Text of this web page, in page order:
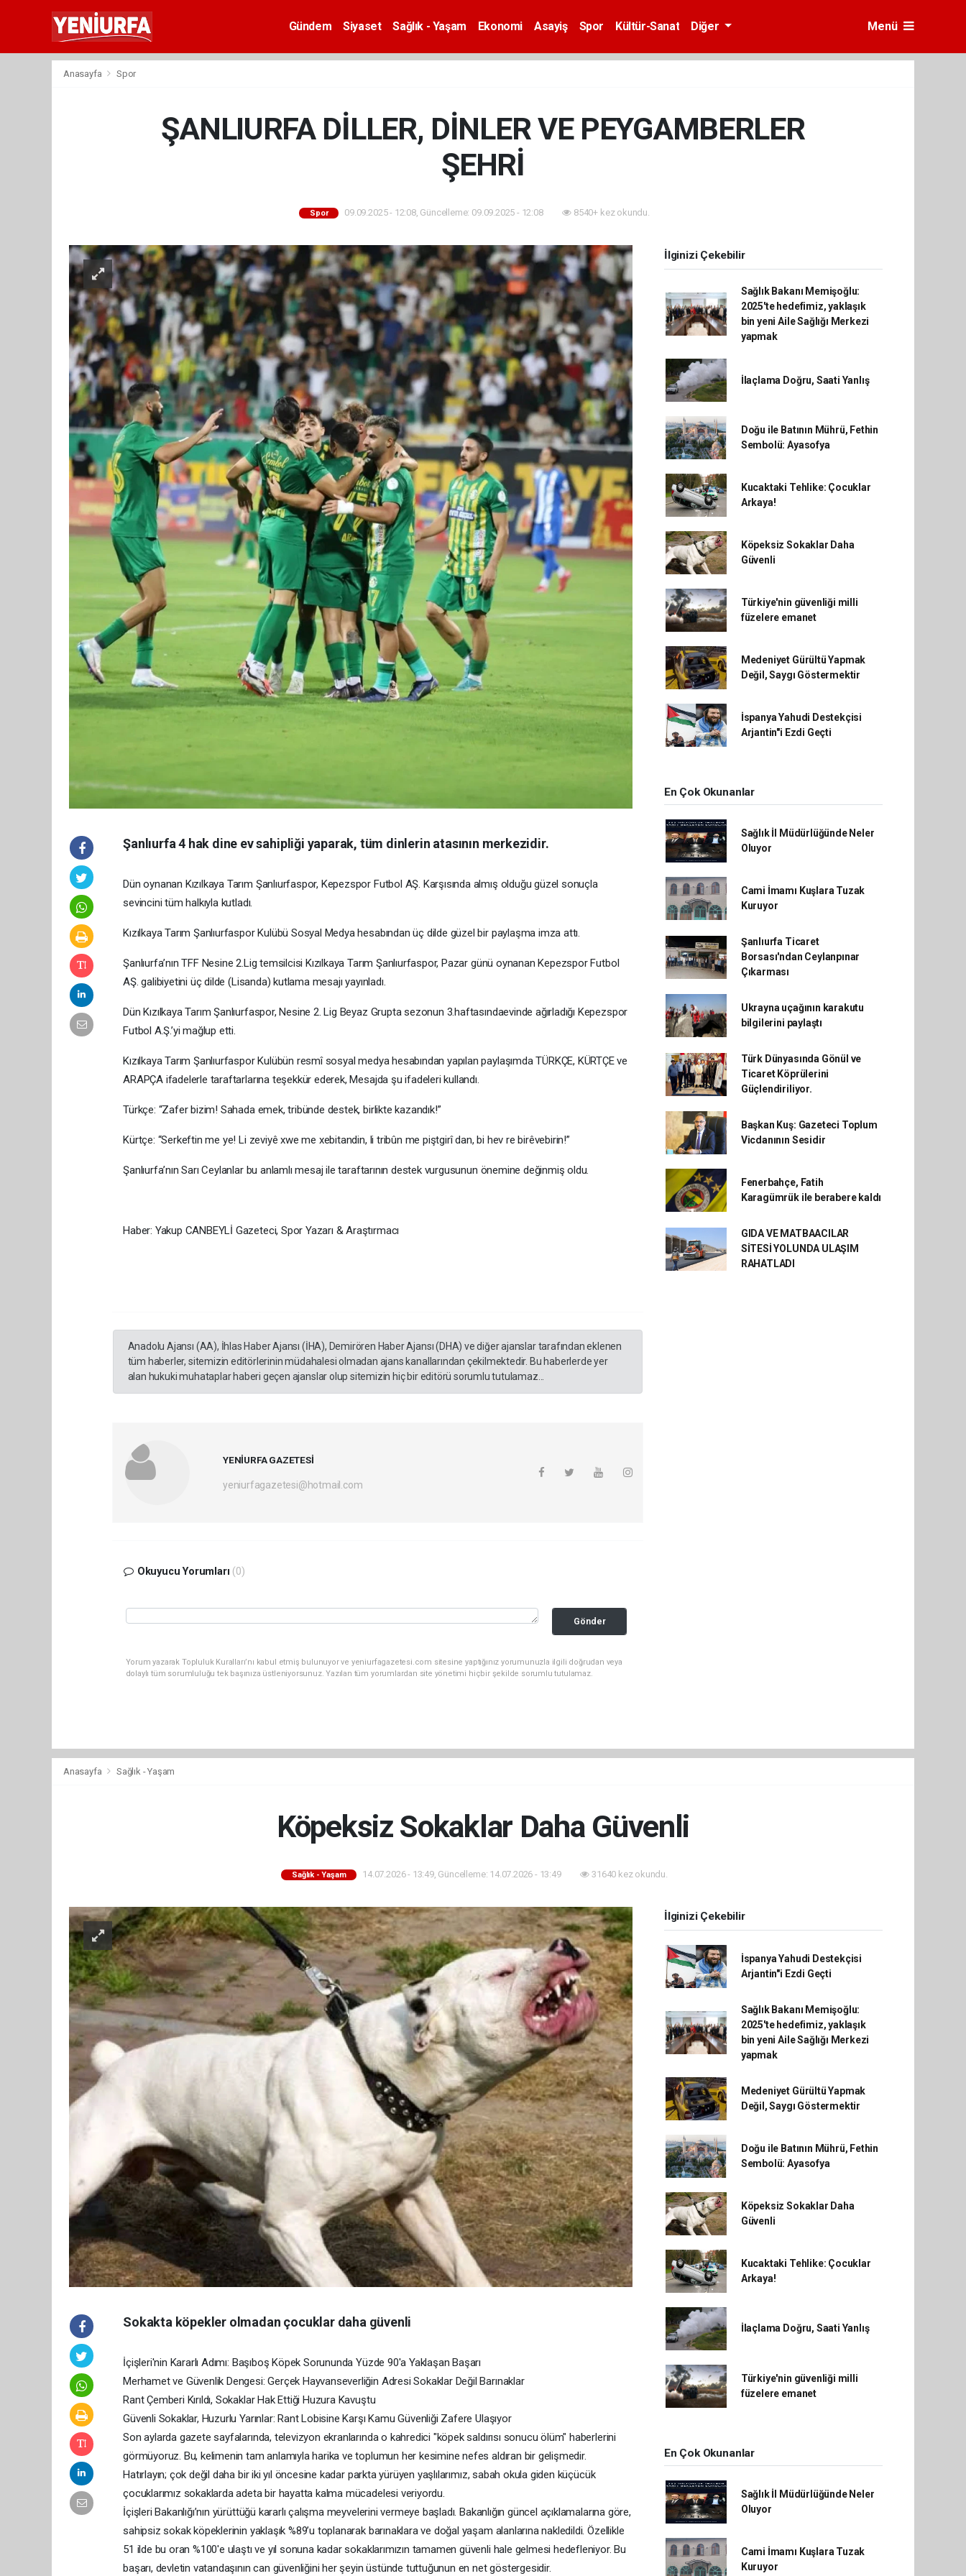
Gündem Siyaset Sağlık - Yaşam Ekonomi Asayiş Spor Kültür-Sanat Diğer Menü
Anasayfa Spor
ŞANLIURFA DİLLER, DİNLER VE PEYGAMBERLER
ŞEHRİ
Spor 09.09.2025 - 12:08, Güncelleme: 09.09.2025 - 12:08 8540+ kez okundu.
Şanlıurfa 4 hak dine ev sahipliği yaparak, tüm dinlerin atasının merkezidir.
Dün oynanan Kızılkaya Tarım Şanlıurfaspor, Kepezspor Futbol AŞ. Karşısında almış olduğu güzel sonuçla
sevincini tüm halkıyla kutladı.
Kızılkaya Tarım Şanlıurfaspor Kulübü Sosyal Medya hesabından üç dilde güzel bir paylaşma imza attı.
Şanlıurfa’nın TFF Nesine 2.Lig temsilcisi Kızılkaya Tarım Şanlıurfaspor, Pazar günü oynanan Kepezspor Futbol
AŞ. galibiyetini üç dilde (Lisanda) kutlama mesajı yayınladı.
Dün Kızılkaya Tarım Şanlıurfaspor, Nesine 2. Lig Beyaz Grupta sezonun 3.haftasındaevinde ağırladığı Kepezspor
Futbol A.Ş.’yi mağlup etti.
Kızılkaya Tarım Şanlıurfaspor Kulübün resmî sosyal medya hesabından yapılan paylaşımda TÜRKÇE, KÜRTÇE ve
ARAPÇA ifadelerle taraftarlarına teşekkür ederek, Mesajda şu ifadeleri kullandı.
Türkçe: “Zafer bizim! Sahada emek, tribünde destek, birlikte kazandık!”
Kürtçe: “Serkeftin me ye! Li zeviyê xwe me xebitandin, li tribûn me piştgirî dan, bi hev re birêvebirin!”
Şanlıurfa’nın Sarı Ceylanlar bu anlamlı mesaj ile taraftarının destek vurgusunun önemine değinmiş oldu.
Haber: Yakup CANBEYLİ Gazeteci, Spor Yazarı & Araştırmacı
Anadolu Ajansı (AA), İhlas Haber Ajansı (İHA), Demirören Haber Ajansı (DHA) ve diğer ajanslar tarafından eklenen
tüm haberler, sitemizin editörlerinin müdahalesi olmadan ajans kanallarından çekilmektedir. Bu haberlerde yer
alan hukuki muhataplar haberi geçen ajanslar olup sitemizin hiç bir editörü sorumlu tutulamaz...
YENİURFA GAZETESİ
yeniurfagazetesi@hotmail.com
Okuyucu Yorumları (0)
Gönder
Yorum yazarak Topluluk Kuralları’nı kabul etmiş bulunuyor ve yeniurfagazetesi.com sitesine yaptığınız yorumunuzla ilgili doğrudan veya
dolaylı tüm sorumluluğu tek başınıza üstleniyorsunuz. Yazılan tüm yorumlardan site yönetimi hiçbir şekilde sorumlu tutulamaz.
İlginizi Çekebilir
Sağlık Bakanı Memişoğlu:
2025'te hedefimiz, yaklaşık
bin yeni Aile Sağlığı Merkezi
yapmak
İlaçlama Doğru, Saati Yanlış
Doğu ile Batının Mührü, Fethin
Sembolü: Ayasofya
Kucaktaki Tehlike: Çocuklar
Arkaya!
Köpeksiz Sokaklar Daha
Güvenli
Türkiye'nin güvenliği milli
füzelere emanet
Medeniyet Gürültü Yapmak
Değil, Saygı Göstermektir
İspanya Yahudi Destekçisi
Arjantin"i Ezdi Geçti
En Çok Okunanlar
Sağlık İl Müdürlüğünde Neler
Oluyor
Cami İmamı Kuşlara Tuzak
Kuruyor
Şanlıurfa Ticaret
Borsası'ndan Ceylanpınar
Çıkarması
Ukrayna uçağının karakutu
bilgilerini paylaştı
Türk Dünyasında Gönül ve
Ticaret Köprülerini
Güçlendiriliyor.
Başkan Kuş: Gazeteci Toplum
Vicdanının Sesidir
Fenerbahçe, Fatih
Karagümrük ile berabere kaldı
GIDA VE MATBAACILAR
SİTESİ YOLUNDA ULAŞIM
RAHATLADI
Anasayfa Sağlık - Yaşam
Köpeksiz Sokaklar Daha Güvenli
Sağlık - Yaşam 14.07.2026 - 13:49, Güncelleme: 14.07.2026 - 13:49 31640 kez okundu.
Sokakta köpekler olmadan çocuklar daha güvenli
İçişleri'nin Kararlı Adımı: Başıboş Köpek Sorununda Yüzde 90'a Yaklaşan Başarı
Merhamet ve Güvenlik Dengesi: Gerçek Hayvanseverliğin Adresi Sokaklar Değil Barınaklar
Rant Çemberi Kırıldı, Sokaklar Hak Ettiği Huzura Kavuştu
Güvenli Sokaklar, Huzurlu Yarınlar: Rant Lobisine Karşı Kamu Güvenliği Zafere Ulaşıyor
Son aylarda gazete sayfalarında, televizyon ekranlarında o kahredici "köpek saldırısı sonucu ölüm" haberlerini
görmüyoruz. Bu, kelimenin tam anlamıyla harika ve toplumun her kesimine nefes aldıran bir gelişmedir.
Hatırlayın; çok değil daha bir iki yıl öncesine kadar parkta yürüyen yaşlılarımız, sabah okula giden küçücük
çocuklarımız sokaklarda adeta bir hayatta kalma mücadelesi veriyordu.
İçişleri Bakanlığı’nın yürüttüğü kararlı çalışma meyvelerini vermeye başladı. Bakanlığın güncel açıklamalarına göre,
sahipsiz sokak köpeklerinin yaklaşık %89’u toplanarak barınaklara ve doğal yaşam alanlarına nakledildi. Özellikle
51 ilde bu oran %100'e ulaştı ve yıl sonuna kadar sokaklarımızın tamamen güvenli hale gelmesi hedefleniyor. Bu
başarı, devletin vatandaşının can güvenliğini her şeyin üstünde tuttuğunun en net göstergesidir.
İlginizi Çekebilir
İspanya Yahudi Destekçisi
Arjantin"i Ezdi Geçti
Sağlık Bakanı Memişoğlu:
2025'te hedefimiz, yaklaşık
bin yeni Aile Sağlığı Merkezi
yapmak
Medeniyet Gürültü Yapmak
Değil, Saygı Göstermektir
Doğu ile Batının Mührü, Fethin
Sembolü: Ayasofya
Köpeksiz Sokaklar Daha
Güvenli
Kucaktaki Tehlike: Çocuklar
Arkaya!
İlaçlama Doğru, Saati Yanlış
Türkiye'nin güvenliği milli
füzelere emanet
En Çok Okunanlar
Sağlık İl Müdürlüğünde Neler
Oluyor
Cami İmamı Kuşlara Tuzak
Kuruyor